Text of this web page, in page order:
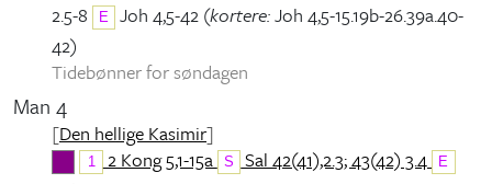
2.5-8
E Joh 4,5-42 (kortere:Joh 4,5-15.19b-26.39a.40-
42)
Tidebønner for søndagen
Man 4
[Den hellige Kasimir]
1 2 Kong 5,1-15a S Sal 42(41),2.3; 43(42) 3.4 E